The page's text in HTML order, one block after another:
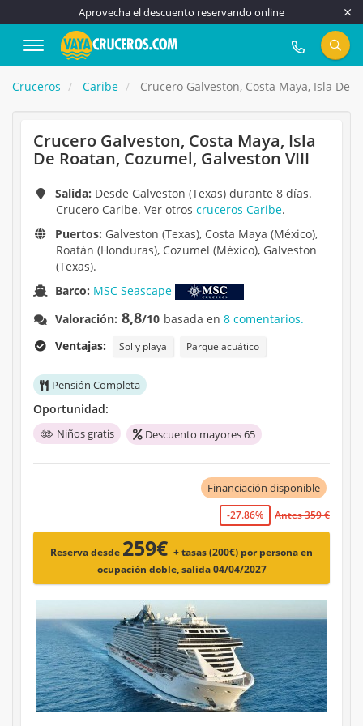
Aprovecha el descuento reservando online
917 815 555
Cruceros Caribe Crucero Galveston, Costa Maya, Isla De
Crucero Galveston, Costa Maya, Isla
De Roatan, Cozumel, Galveston VIII
Salida: Desde Galveston (Texas) durante 8 días.
Crucero Caribe. Ver otros cruceros Caribe.
Puertos: Galveston (Texas), Costa Maya (México),
Roatán (Honduras), Cozumel (México), Galveston
(Texas).
Barco: MSC Seascape
Valoración: 8,8/10 basada en8 comentarios.
Ventajas:
Sol y playa Parque acuático
Pensión Completa
Oportunidad:
Niños gratis Descuento mayores 65
Financiación disponible
-27.86% Antes 359 €
Reserva desde 259€ + tasas (200€) por persona en
ocupación doble, salida 04/04/2027